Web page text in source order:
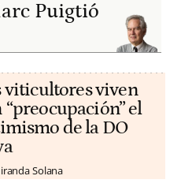
Puigtió
viticultores viven
“preocupación” el
de la DO
Solana